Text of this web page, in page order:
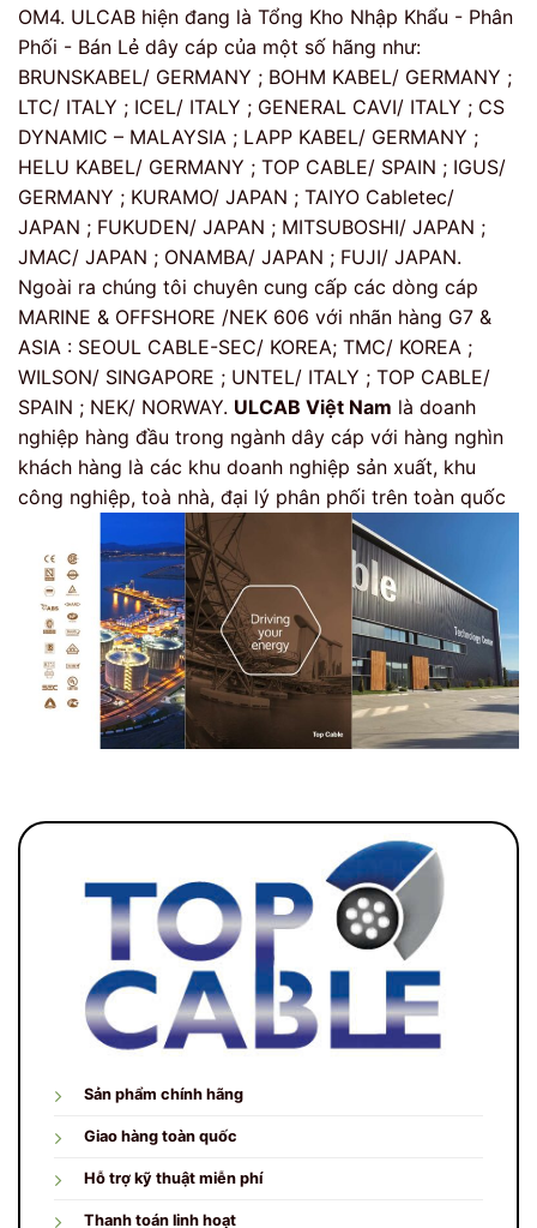
Sản phẩm chính hãng
Giao hàng toàn quốc
Hỗ trợ kỹ thuật miễn phí
Thanh toán linh hoạt
OM4. ULCAB hiện đang là Tổng Kho Nhập Khẩu - Phân
Phối - Bán Lẻ dây cáp của một số hãng như:
BRUNSKABEL/ GERMANY ; BOHM KABEL/ GERMANY ;
LTC/ ITALY ; ICEL/ ITALY ; GENERAL CAVI/ ITALY ; CS
DYNAMIC – MALAYSIA ; LAPP KABEL/ GERMANY ;
HELU KABEL/ GERMANY ; TOP CABLE/ SPAIN ; IGUS/
GERMANY ; KURAMO/ JAPAN ; TAIYO Cabletec/
JAPAN ; FUKUDEN/ JAPAN ; MITSUBOSHI/ JAPAN ;
JMAC/ JAPAN ; ONAMBA/ JAPAN ; FUJI/ JAPAN.
Ngoài ra chúng tôi chuyên cung cấp các dòng cáp
MARINE & OFFSHORE /NEK 606 với nhãn hàng G7 &
ASIA : SEOUL CABLE-SEC/ KOREA; TMC/ KOREA ;
WILSON/ SINGAPORE ; UNTEL/ ITALY ; TOP CABLE/
SPAIN ; NEK/ NORWAY. ULCAB Việt Nam là doanh
nghiệp hàng đầu trong ngành dây cáp với hàng nghìn
khách hàng là các khu doanh nghiệp sản xuất, khu
công nghiệp, toà nhà, đại lý phân phối trên toàn quốc